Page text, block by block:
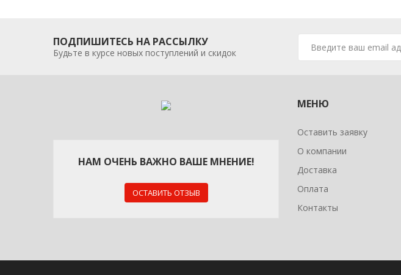
ПОДПИШИТЕСЬ НА РАССЫЛКУ
Будьте в курсе новых поступлений и скидок
НАМ ОЧЕНЬ ВАЖНО ВАШЕ МНЕНИЕ!
ОСТАВИТЬ ОТЗЫВ
МЕНЮ
Оставить заявку
О компании
Доставка
Оплата
Контакты